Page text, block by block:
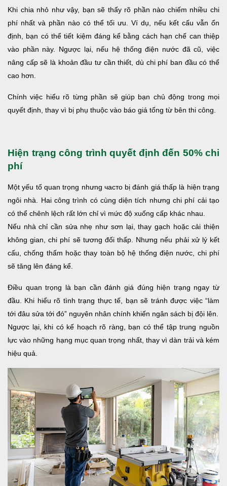
Khi chia nhỏ như vậy, bạn sẽ thấy rõ phần nào chiếm nhiều chi
phí nhất và phần nào có thể tối ưu. Ví dụ, nếu kết cấu vẫn ổn
định, bạn có thể tiết kiệm đáng kể bằng cách hạn chế can thiệp
vào phần này. Ngược lại, nếu hệ thống điện nước đã cũ, việc
nâng cấp sẽ là khoản đầu tư cần thiết, dù chi phí ban đầu có thể
cao hơn.
Chính việc hiểu rõ từng phần sẽ giúp bạn chủ động trong mọi
quyết định, thay vì bị phụ thuộc vào báo giá tổng từ bên thi công.
Hiện trạng công trình quyết định đến 50% chi
phí
Một yếu tố quan trọng nhưng часто bị đánh giá thấp là hiện trạng
ngôi nhà. Hai công trình có cùng diện tích nhưng chi phí cải tạo
có thể chênh lệch rất lớn chỉ vì mức độ xuống cấp khác nhau.
Nếu nhà chỉ cần sửa nhẹ như sơn lại, thay gạch hoặc cải thiện
không gian, chi phí sẽ tương đối thấp. Nhưng nếu phải xử lý kết
cấu, chống thấm hoặc thay toàn bộ hệ thống điện nước, chi phí
sẽ tăng lên đáng kể.
Điều quan trọng là bạn cần đánh giá đúng hiện trạng ngay từ
đầu. Khi hiểu rõ tình trạng thực tế, bạn sẽ tránh được việc “làm
tới đâu sửa tới đó” nguyên nhân chính khiến ngân sách bị đội lên.
Ngược lại, khi có kế hoạch rõ ràng, bạn có thể tập trung nguồn
lực vào những hạng mục quan trọng nhất, thay vì dàn trải và kém
hiệu quả.